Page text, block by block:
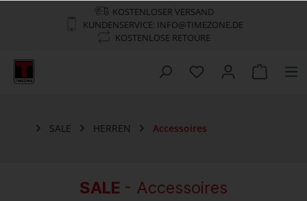
KOSTENLOSER VERSAND
KUNDENSERVICE: INFO@TIMEZONE.DE
KOSTENLOSE RETOURE
SALE HERREN Accessoires
SALE - Accessoires